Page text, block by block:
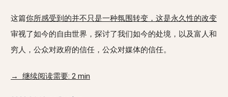
这篇你所感受到的并不只是一种氛围转变，这是永久性的改变
审视了如今的自由世界，探讨了我们如今的处境，以及富人和
穷人，公众对政府的信任，公众对媒体的信任。
→ 继续阅读需要: 2 min